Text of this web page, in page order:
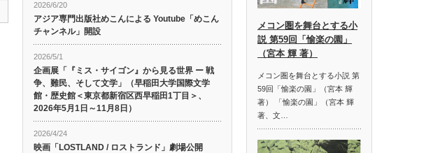
2026/6/20
アジア専門出版社めこんによる Youtube「めこん
チャンネル」開設
2026/5/1
企画展「『ミス・サイゴン』から見る世界 ー 戦
争、難民、そして文学」（早稲田大学国際文学
館・歴史館＜東京都新宿区西早稲田1丁目＞、
2026年5月1日～11月8日）
2026/4/24
映画「LOSTLAND / ロストランド」劇場公開
メコン圏を舞台とする小
説 第59回「愉楽の園」
（宮本 輝 著）
メコン圏を舞台とする小説 第
59回「愉楽の園」（宮本 輝
著） 「愉楽の園」（宮本 輝
著、文…